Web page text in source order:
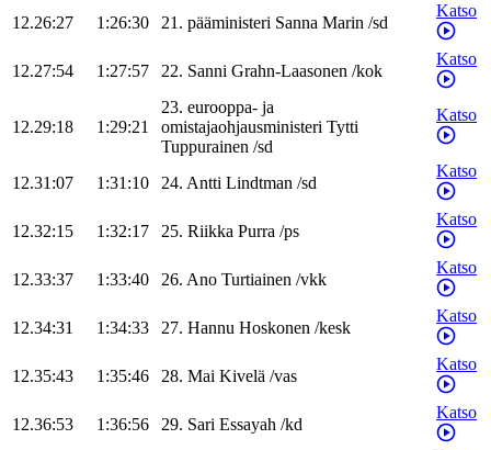
12.26:27 1:26:30 21. pääministeri Sanna Marin /sd
Katso
12.27:54 1:27:57 22. Sanni Grahn-Laasonen /kok
Katso
12.29:18 1:29:21
23. eurooppa- ja
omistajaohjausministeri Tytti
Tuppurainen /sd
Katso
12.31:07 1:31:10 24. Antti Lindtman /sd
Katso
12.32:15 1:32:17 25. Riikka Purra /ps
Katso
12.33:37 1:33:40 26. Ano Turtiainen /vkk
Katso
12.34:31 1:34:33 27. Hannu Hoskonen /kesk
Katso
12.35:43 1:35:46 28. Mai Kivelä /vas
Katso
12.36:53 1:36:56 29. Sari Essayah /kd
Katso